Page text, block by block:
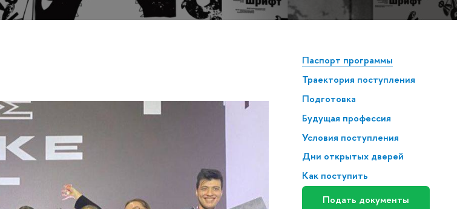
Паспорт программы
Траектория поступления
Подготовка
Будущая профессия
Условия поступления
Дни открытых дверей
Как поступить
Подать документы